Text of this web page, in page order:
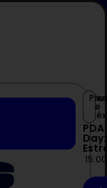
o
de
PDA
Day: